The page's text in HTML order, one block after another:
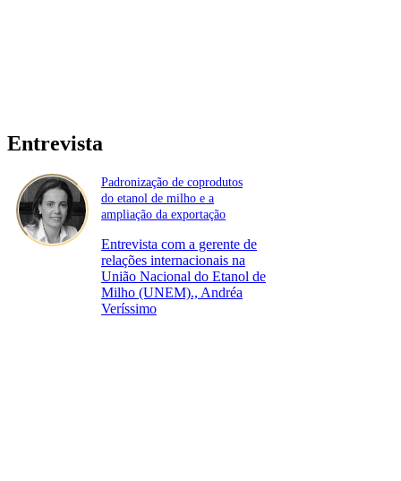
Entrevista
Padronização de coprodutos
do etanol de milho e a
ampliação da exportação
Entrevista com a gerente de
relações internacionais na
União Nacional do Etanol de
Milho (UNEM)., Andréa
Veríssimo